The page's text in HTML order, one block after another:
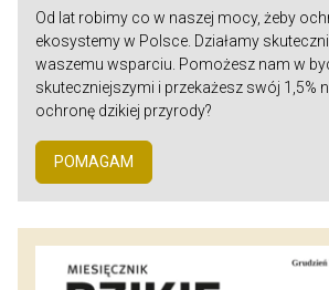
Od lat robimy co w naszej mocy, żeby
ekosystemy w Polsce. Działamy
waszemu wsparciu. Pomożesz nam w
skuteczniejszymi i przekażesz swój 1,5%
ochronę dzikiej przyrody?
POMAGAM